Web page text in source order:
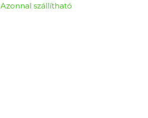
Azonnal szállítható